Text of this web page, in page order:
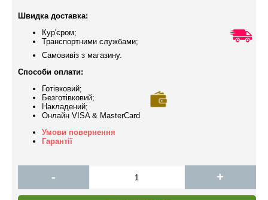
Швидка доставка:
Кур'єром;
Транспортними службами;
Самовивіз з магазину.
Способи оплати:
Готівковий;
Безготівковий;
Накладений;
Онлайн VISA & MasterCard
Умови повернення
Гарантії
- +